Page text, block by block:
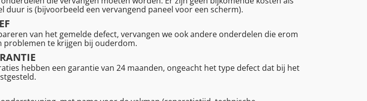
duur is (bijvoorbeeld een vervangend paneel voor een scherm).
van het gemelde defect, vervangen we ook andere onderdelen die erom
problemen te krijgen bij ouderdom.
hebben een garantie van 24 maanden, ongeacht het type defect dat bij het